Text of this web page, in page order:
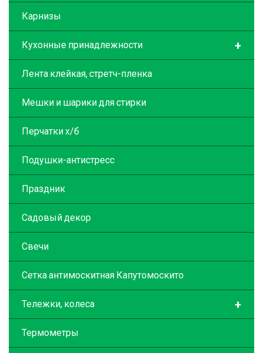
Карнизы
+
Кухонные принадлежности
Лента клейкая, стретч-пленка
Мешки и шарики для стирки
Перчатки х/б
Подушки-антистресс
Праздник
Садовый декор
Свечи
Сетка антимоскитная Капутомоскито
+
Тележки, колеса
Термометры